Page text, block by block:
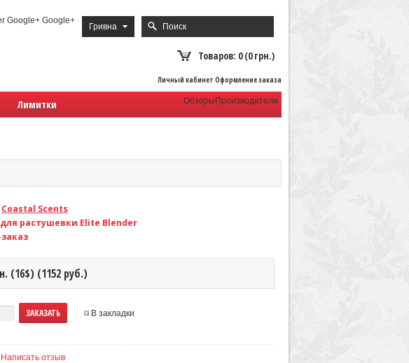
Гривна
Google+ Google+
Товаров: 0 (0 грн.)
Личный кабинет Оформление заказа
Лимитки Производители
Обзоры
Coastal Scents
растушевки Elite Blender
(16$) (1152 руб.)
В закладки
Написать отзыв